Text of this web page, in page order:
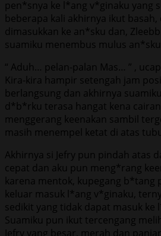
pen*snya ke l*ang v*ginaku yang
beberapa kali akhirnya ikut
dimasukkan ke an*sku dan,
suamiku menembus mulus
“ Aduh… pelan-palan Mas… ” ,
Kira-kira hampir setengah jam
berlangsung dan akhirnya
d*b*rku terasa hangat kena
menggerang keenakan sambil
masih menempel ketat di atas
Akhirnya si Jefry pun pindah atas
cepat dan aku pun meng*rang
karena mentok, kupegang b*tang
keluar masuk l*ang v*ginaku,
sedikit yang tidak dapat masuk ke
Suamiku pun ikut tercengang
Jefry yang besar, merah dan